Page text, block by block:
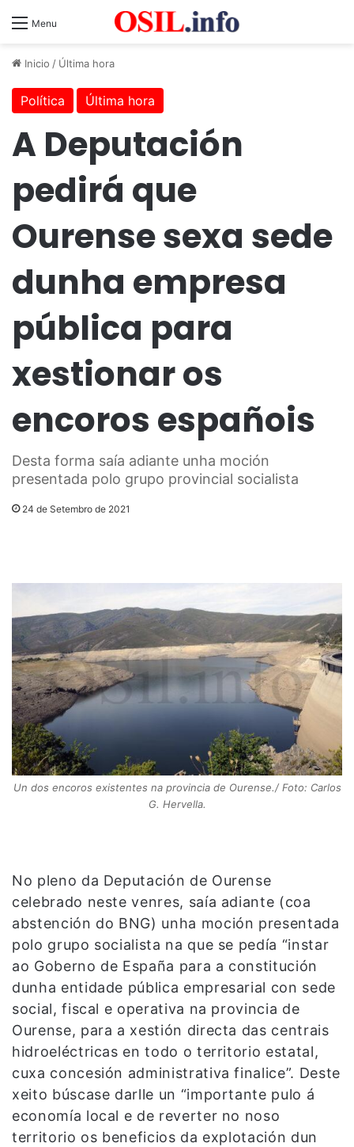
Menu
Inicio / Última hora
Política Última hora
A Deputación
pedirá que
Ourense sexa sede
dunha empresa
pública para
xestionar os
encoros españois
Desta forma saía adiante unha moción
presentada polo grupo provincial socialista
24 de Setembro de 2021
Un dos encoros existentes na provincia de Ourense./ Foto: Carlos
G. Hervella.
No pleno da Deputación de Ourense
celebrado neste venres, saía adiante (coa
abstención do BNG) unha moción presentada
polo grupo socialista na que se pedía “instar
ao Goberno de España para a constitución
dunha entidade pública empresarial con sede
social, fiscal e operativa na provincia de
Ourense, para a xestión directa das centrais
hidroeléctricas en todo o territorio estatal,
cuxa concesión administrativa finalice”. Deste
xeito búscase darlle un “importante pulo á
economía local e de reverter no noso
territorio os beneficios da explotación dun